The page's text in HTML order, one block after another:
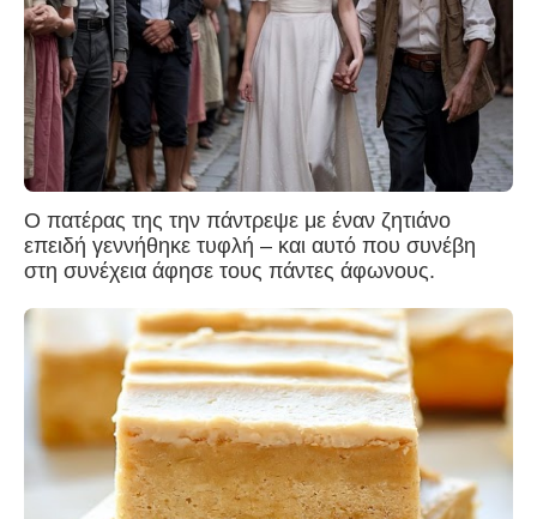
Ο πατέρας της την πάντρεψε με έναν ζητιάνο
επειδή γεννήθηκε τυφλή – και αυτό που συνέβη
στη συνέχεια άφησε τους πάντες άφωνους.